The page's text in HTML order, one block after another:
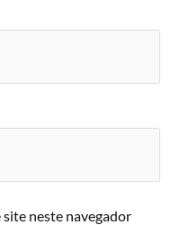
site neste navegador